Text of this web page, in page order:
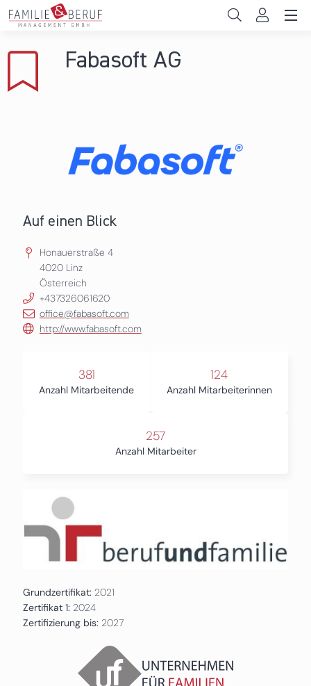
Direkt zum Inhalt
Gemeinden
Persönliche Vereinbarkeit
Fabasoft AG
Auf einen Blick
Honauerstraße 4
4020 Linz
Österreich
+437326061620
office@fabasoft.com
http://www.fabasoft.com
381
Anzahl Mitarbeitende
124
Anzahl Mitarbeiterinnen
257
Anzahl Mitarbeiter
Grundzertifikat: 2021
Zertifikat 1: 2024
Zertifizierung bis: 2027